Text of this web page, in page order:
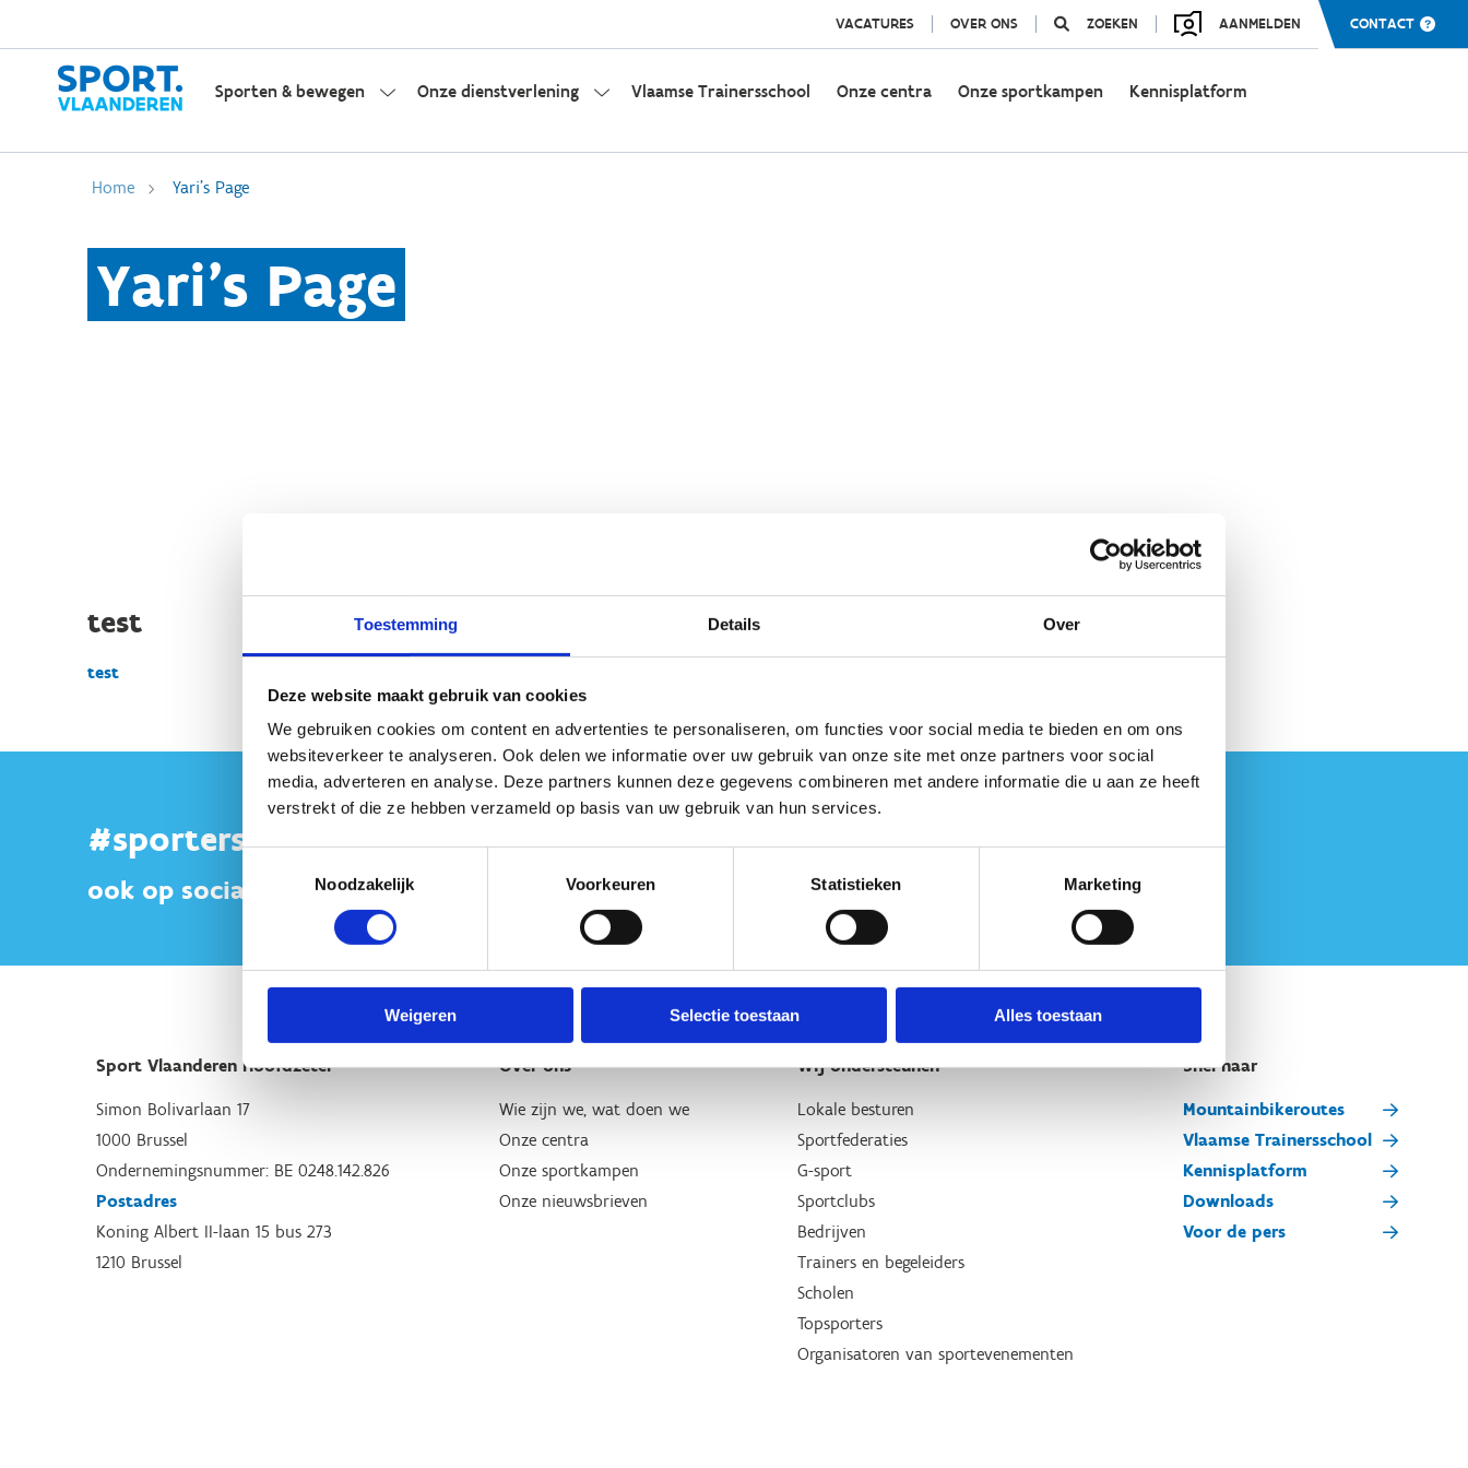
Toestemming Details Over
Deze website maakt gebruik van cookies
We gebruiken cookies om content en advertenties te personaliseren, om functies voor social media te bieden en om ons
websiteverkeer te analyseren. Ook delen we informatie over uw gebruik van onze site met onze partners voor social
media, adverteren en analyse. Deze partners kunnen deze gegevens combineren met andere informatie die u aan ze heeft
verstrekt of die ze hebben verzameld op basis van uw gebruik van hun services.
Noodzakelijk
Voorkeuren Statistieken Marketing
Weigeren Selectie toestaan Alles toestaan
VACATURES OVER ONS ZOEKEN AANMELDEN CONTACT
Sporten & bewegen Onze dienstverlening Vlaamse Trainersschool Onze centra Onze sportkampen Kennisplatform
Home Yari's Page
Yari's Page
test
test
#sportersbelevenmeer
ook op sociale media
Sport Vlaanderen Hoofdzetel
Simon Bolivarlaan 17
1000 Brussel
Ondernemingsnummer: BE 0248.142.826
Postadres
Koning Albert II-laan 15 bus 273
1210 Brussel
Over ons
Wie zijn we, wat doen we
Onze centra
Onze sportkampen
Onze nieuwsbrieven
Wij ondersteunen
Lokale besturen
Sportfederaties
G-sport
Sportclubs
Bedrijven
Trainers en begeleiders
Scholen
Topsporters
Organisatoren van sportevenementen
Snel naar
Mountainbikeroutes
Vlaamse Trainersschool
Kennisplatform
Downloads
Voor de pers